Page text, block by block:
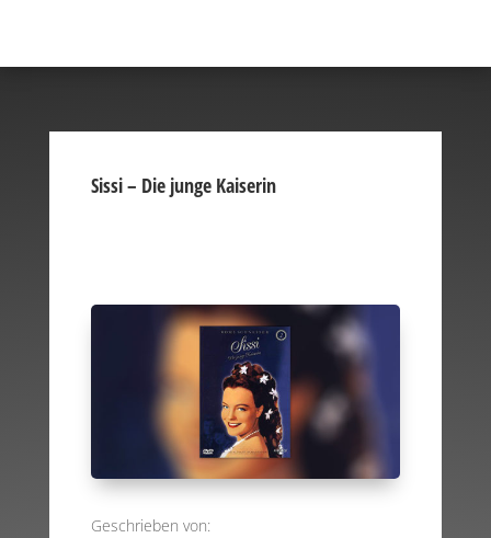
Sissi – Die junge Kaiserin
Geschrieben von: